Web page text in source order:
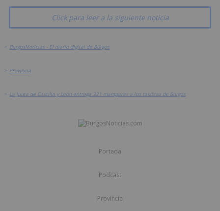
Click para leer a la siguiente noticia
> BurgosNoticias - El diario digital de Burgos
> Provincia
> La Junta de Castilla y León entrega 321 mamparas a los taxistas de Burgos
Portada
Podcast
Provincia